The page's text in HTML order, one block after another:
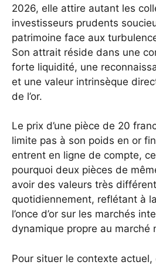
2026, elle attire autant les
investisseurs prudents
patrimoine face aux
Son attrait réside dans une
forte liquidité, une
et une valeur intrinsèque
de l’or.
Le prix d’une pièce de 20
limite pas à son poids en or
entrent en ligne de compte,
pourquoi deux pièces de
avoir des valeurs très
quotidiennement, reflétant à
l’once d’or sur les marchés
dynamique propre au marché
Pour situer le contexte actuel,